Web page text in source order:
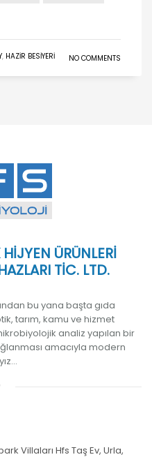
, HAZIR BESIYERI NO COMMENTS
ÜRÜNLERİ
TİC. LTD.
bu yana başta gıda
tarım, kamu ve hizmet
analiz yapılan bir
amacıyla modern
Villaları Hfs Taş Ev, Urla,